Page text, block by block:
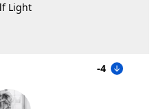
Light
-4